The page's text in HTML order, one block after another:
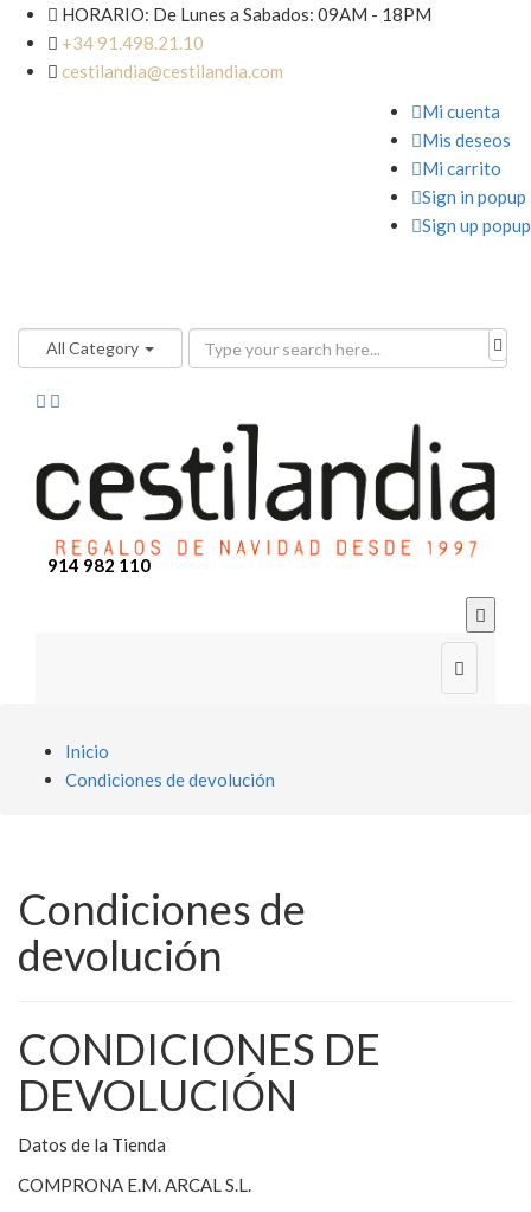
 HORARIO: De Lunes a Sabados: 09AM - 18PM
 +34 91.498.21.10
 cestilandia@cestilandia.com
Mi cuenta
Mis deseos
Mi carrito
Sign in popup
Sign up popup
All Category
914 982 110


Inicio
Condiciones de devolución
Condiciones de
devolución
CONDICIONES DE
DEVOLUCIÓN
Datos de la Tienda
COMPRONA E.M. ARCAL S.L.